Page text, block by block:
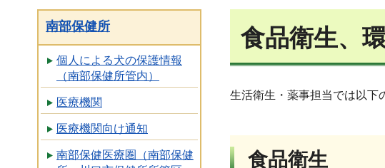
南部保健所
個人による犬の保護情報
（南部保健所管内）
医療機関
医療機関向け通知
南部保健医療圏（南部保健
食品衛生、
生活衛生・薬事担当では以下
食品衛生